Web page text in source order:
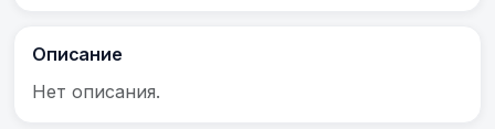
Описание
Нет описания.